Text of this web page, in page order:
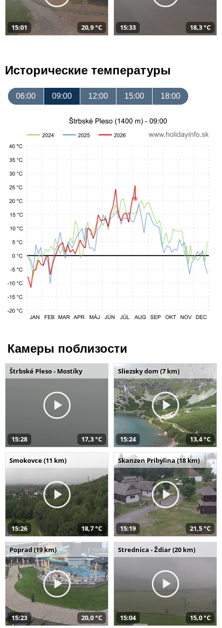
15:01 20,9 °C 15:33 18,3 °C
Исторические температуры
06:00 09:00 12:00 15:00 18:00
Камеры поблизости
Štrbské Pleso - Mostíky
15:28 17,3 °C
Sliezsky dom (7 km)
15:24 13,4 °C
Smokovce (11 km)
15:26 18,7 °C
Skanzen Pribylina (18 km)
15:19 21,5 °C
Poprad (19 km)
15:23 20,0 °C
Strednica - Ždiar (20 km)
15:04 15,0 °C